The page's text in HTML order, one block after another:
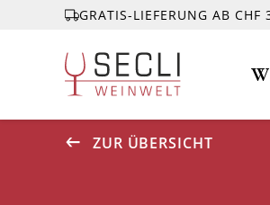
GRATIS-LIEFERUNG AB CHF
ZUR ÜBERSICHT